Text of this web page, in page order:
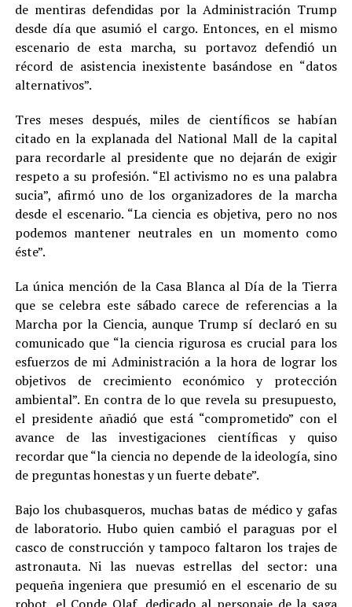
de mentiras defendidas por la Administración Trump
desde día que asumió el cargo. Entonces, en el mismo
escenario de esta marcha, su portavoz defendió un
récord de asistencia inexistente basándose en “datos
alternativos”.
Tres meses después, miles de científicos se habían
citado en la explanada del National Mall de la capital
para recordarle al presidente que no dejarán de exigir
respeto a su profesión. “El activismo no es una palabra
sucia”, afirmó uno de los organizadores de la marcha
desde el escenario. “La ciencia es objetiva, pero no nos
podemos mantener neutrales en un momento como
éste”.
La única mención de la Casa Blanca al Día de la Tierra
que se celebra este sábado carece de referencias a la
Marcha por la Ciencia, aunque Trump sí declaró en su
comunicado que “la ciencia rigurosa es crucial para los
esfuerzos de mi Administración a la hora de lograr los
objetivos de crecimiento económico y protección
ambiental”. En contra de lo que revela su presupuesto,
el presidente añadió que está “comprometido” con el
avance de las investigaciones científicas y quiso
recordar que “la ciencia no depende de la ideología, sino
de preguntas honestas y un fuerte debate”.
Bajo los chubasqueros, muchas batas de médico y gafas
de laboratorio. Hubo quien cambió el paraguas por el
casco de construcción y tampoco faltaron los trajes de
astronauta. Ni las nuevas estrellas del sector: una
pequeña ingeniera que presumió en el escenario de su